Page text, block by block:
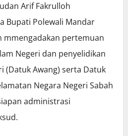
Arif Fakrulloh
Bupati Polewali Mandar
mmengadakan pertemuan
Negeri dan penyelidikan
(Datuk Awang) serta Datuk
Negara Negeri Sabah
administrasi